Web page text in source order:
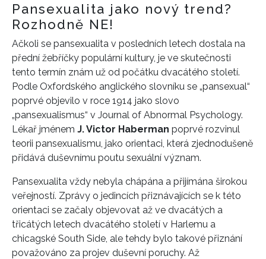
Pansexualita jako nový trend?
Rozhodně NE!
Ačkoli se pansexualita v posledních letech dostala na
přední žebříčky populární kultury, je ve skutečnosti
tento termín znám už od počátku dvacátého století.
Podle Oxfordského anglického slovníku se „pansexual“
poprvé objevilo v roce 1914 jako slovo
„pansexualismus“ v Journal of Abnormal Psychology.
Lékař jménem J. Victor Haberman poprvé rozvinul
teorii pansexualismu, jako orientaci, která zjednodušeně
přidává duševnímu poutu sexuální význam.
Pansexualita vždy nebyla chápána a přijímána širokou
veřejností. Zprávy o jedincích přiznávajících se k této
orientaci se začaly objevovat až ve dvacátých a
třicátých letech dvacátého století v Harlemu a
chicagské South Side, ale tehdy bylo takové přiznání
považováno za projev duševní poruchy. Až